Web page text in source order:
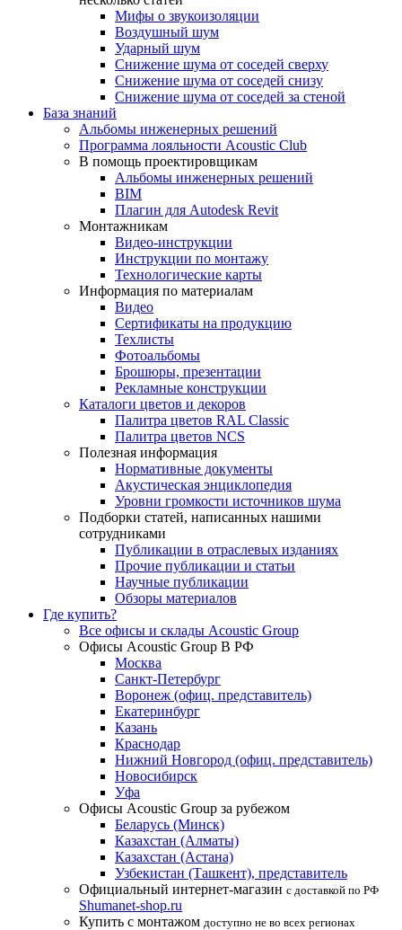
Мифы о звукоизоляции
Воздушный шум
Ударный шум
Снижение шума от соседей сверху
Снижение шума от соседей снизу
Снижение шума от соседей за стеной
База знаний
Альбомы инженерных решений
Программа лояльности Acoustic Club
В помощь проектировщикам
Альбомы инженерных решений
BIM
Плагин для Autodesk Revit
Монтажникам
Видео-инструкции
Инструкции по монтажу
Технологические карты
Информация по материалам
Видео
Сертификаты на продукцию
Техлисты
Фотоальбомы
Брошюры, презентации
Рекламные конструкции
Каталоги цветов и декоров
Палитра цветов RAL Сlassic
Палитра цветов NCS
Полезная информация
Нормативные документы
Акустическая энциклопедия
Уровни громкости источников шума
Подборки статей, написанных нашими
сотрудниками
Публикации в отраслевых изданиях
Прочие публикации и статьи
Научные публикации
Обзоры материалов
Где купить?
Все офисы и склады Acoustic Group
Офисы Acoustic Group В РФ
Москва
Санкт-Петербург
Воронеж (офиц. представитель)
Екатеринбург
Казань
Краснодар
Нижний Новгород (офиц. представитель)
Новосибирск
Уфа
Офисы Acoustic Group за рубежом
Беларусь (Минск)
Казахстан (Алматы)
Казахстан (Астана)
Узбекистан (Ташкент), представитель
Официальный интернет-магазин с доставкой по РФ
Shumanet-shop.ru
Купить с монтажом доступно не во всех регионах